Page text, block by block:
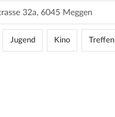
32a, 6045 Meggen
Jugend Kino Treffen